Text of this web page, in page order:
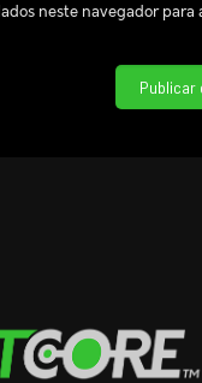
neste navegador para